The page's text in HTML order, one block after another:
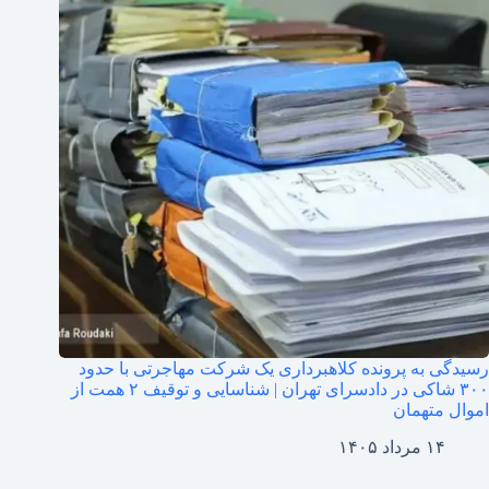
رسیدگی به پرونده کلاهبرداری یک شرکت مهاجرتی با حدود
۳۰۰ شاکی در دادسرای تهران | شناسایی و توقیف ۲ همت از
اموال متهمان
۱۴ مرداد ۱۴۰۵